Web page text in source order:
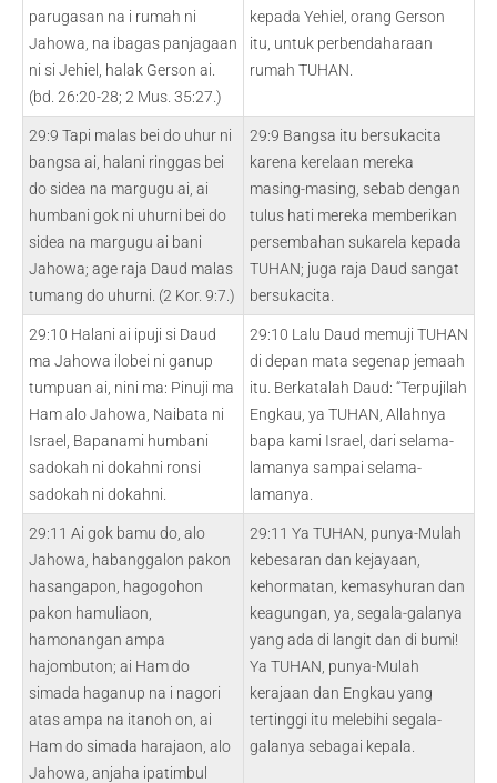
parugasan na i rumah ni
Jahowa, na ibagas panjagaan
ni si Jehiel, halak Gerson ai.
(bd. 26:20-28; 2 Mus. 35:27.)
kepada Yehiel, orang Gerson
itu, untuk perbendaharaan
rumah TUHAN.
29:9 Tapi malas bei do uhur ni
bangsa ai, halani ringgas bei
do sidea na margugu ai, ai
humbani gok ni uhurni bei do
sidea na margugu ai bani
Jahowa; age raja Daud malas
tumang do uhurni. (2 Kor. 9:7.)
29:9 Bangsa itu bersukacita
karena kerelaan mereka
masing-masing, sebab dengan
tulus hati mereka memberikan
persembahan sukarela kepada
TUHAN; juga raja Daud sangat
bersukacita.
29:10 Halani ai ipuji si Daud
ma Jahowa ilobei ni ganup
tumpuan ai, nini ma: Pinuji ma
Ham alo Jahowa, Naibata ni
Israel, Bapanami humbani
sadokah ni dokahni ronsi
sadokah ni dokahni.
29:10 Lalu Daud memuji TUHAN
di depan mata segenap jemaah
itu. Berkatalah Daud: “Terpujilah
Engkau, ya TUHAN, Allahnya
bapa kami Israel, dari selama-
lamanya sampai selama-
lamanya.
29:11 Ai gok bamu do, alo
Jahowa, habanggalon pakon
hasangapon, hagogohon
pakon hamuliaon,
hamonangan ampa
hajombuton; ai Ham do
simada haganup na i nagori
atas ampa na itanoh on, ai
Ham do simada harajaon, alo
Jahowa, anjaha ipatimbul
29:11 Ya TUHAN, punya-Mulah
kebesaran dan kejayaan,
kehormatan, kemasyhuran dan
keagungan, ya, segala-galanya
yang ada di langit dan di bumi!
Ya TUHAN, punya-Mulah
kerajaan dan Engkau yang
tertinggi itu melebihi segala-
galanya sebagai kepala.